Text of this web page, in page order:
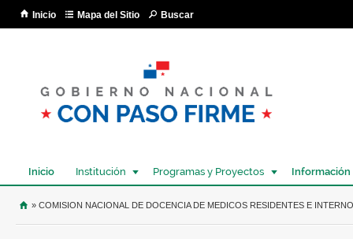
Inicio Mapa del Sitio Buscar
Inicio Institución Programas y Proyectos Información
USTED SE ENCUENTRA AQUÍ
» COMISION NACIONAL DE DOCENCIA DE MEDICOS RESIDENTES E